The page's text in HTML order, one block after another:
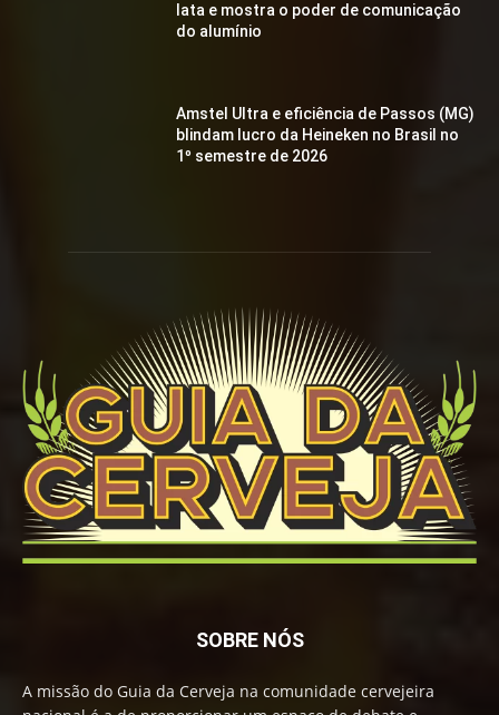
lata e mostra o poder de comunicação
do alumínio
Amstel Ultra e eficiência de Passos (MG)
blindam lucro da Heineken no Brasil no
1º semestre de 2026
SOBRE NÓS
A missão do Guia da Cerveja na comunidade cervejeira